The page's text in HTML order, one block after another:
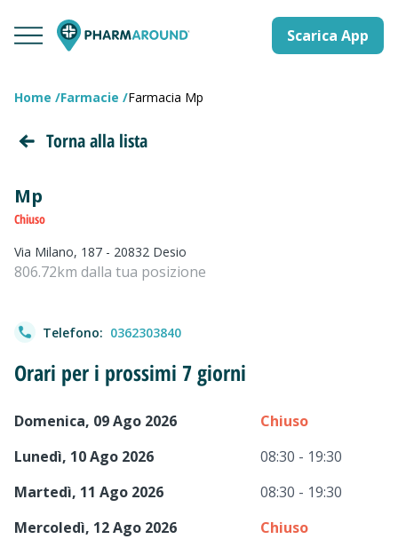
Scarica App
Home Farmacie Farmacia Mp
Torna alla lista
Mp
Chiuso
Via Milano, 187 - 20832 Desio
806.72km dalla tua posizione
Telefono: 0362303840
Orari per i prossimi 7 giorni
Domenica, 09 Ago 2026
Chiuso
Lunedì, 10 Ago 2026
08:30 - 19:30
Martedì, 11 Ago 2026
08:30 - 19:30
Mercoledì, 12 Ago 2026
Chiuso